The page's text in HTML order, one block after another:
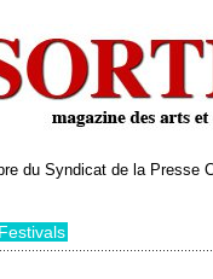
du Syndicat de la Presse
Festivals